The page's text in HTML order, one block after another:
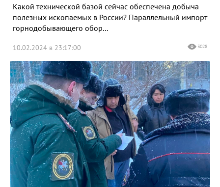
Какой технической базой сейчас обеспечена добыча
полезных ископаемых в России? Параллельный импорт
горнодобывающего обор...
10.02.2024 в 23:17:00 3028